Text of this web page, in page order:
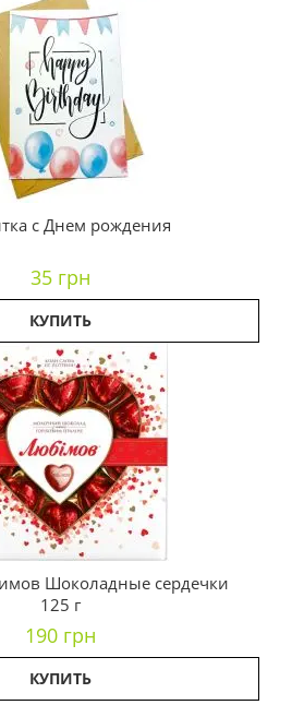
с Днем рождения
35 грн
КУПИТЬ
Шоколадные сердечки
125 г
190 грн
КУПИТЬ